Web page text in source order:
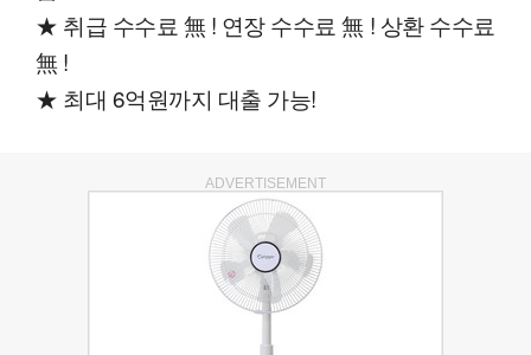
★ 취급 수수료 無 ! 연장 수수료 無 ! 상환 수수료
無 !
★ 최대 6억원까지 대출 가능!
ADVERTISEMENT